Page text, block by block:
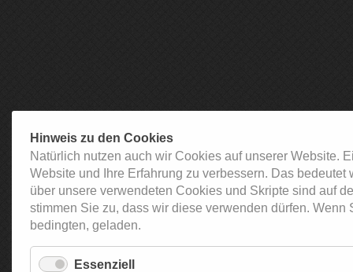
Hinweis zu den Cookies
Natürlich nutzen auch wir Cookies auf unserer Website.
Website und Ihre Erfahrung zu verbessern. Das
über unsere verwendeten Cookies und Skripte sind auf
stimmen Sie zu, dass wir diese verwenden dürfen.
bedingten, geladen.
Essenziell